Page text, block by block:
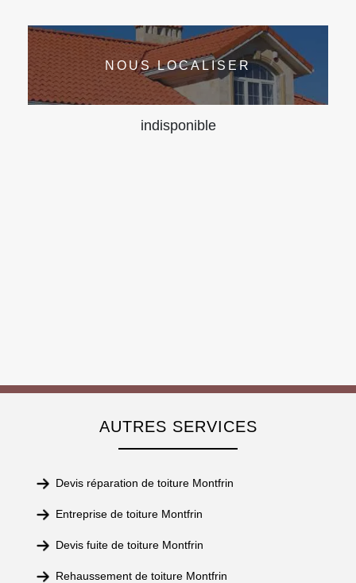
NOUS LOCALISER
indisponible
AUTRES SERVICES
Devis réparation de toiture Montfrin
Entreprise de toiture Montfrin
Devis fuite de toiture Montfrin
Rehaussement de toiture Montfrin